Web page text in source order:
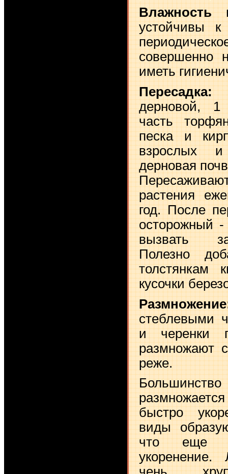
Влажность
устойчивы к
совершенно
иметь
Пересадка:
дерновой,
часть
песка и
взрослых
дерновая
растения
год. После
осторожный -
вызвать
Полезно
толстянкам
кусочки
стеблевыми
и черенки
размножают
реже.
быстро
виды
что еще
укоренение.